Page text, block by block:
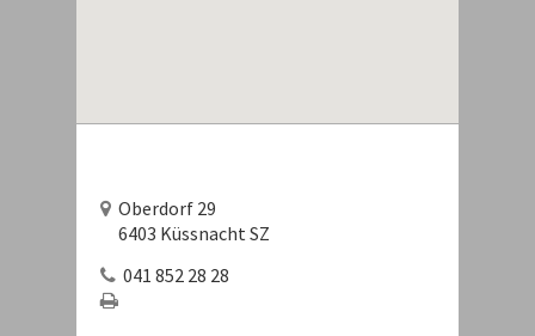
Oberdorf 29
6403 Küssnacht SZ
041 852 28 28